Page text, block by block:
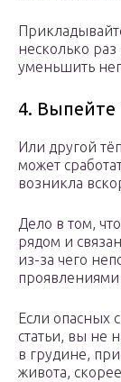
несколько
уменьшить
4. Выпейте
Или другой
может
возникла
Дело в том,
рядом и
из-за чего
Если опасных
статьи, вы не
в грудине,
живота,